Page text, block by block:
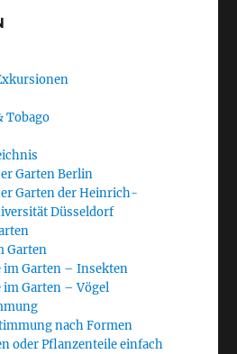
Tobago
Garten Berlin
Garten der Heinrich-
Düsseldorf
Garten
im Garten – Insekten
im Garten – Vögel
nach Formen
oder Pflanzenteile einfach